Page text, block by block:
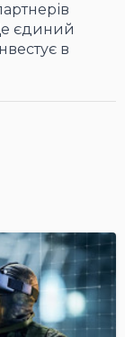
єдиний
в